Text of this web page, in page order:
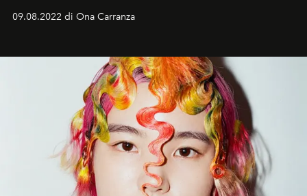
09.08.2022 di Ona Carranza